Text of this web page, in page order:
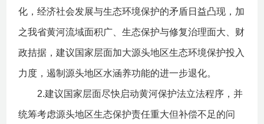
化，经济社会发展与生态环境保护的矛盾日益凸现，加
之我省黄河流域面积广、生态保护与修复治理面大、财
政拮据，建议国家层面加大源头地区生态环境保护投入
力度，遏制源头地区水涵养功能的进一步退化。
2.建议国家层面尽快启动黄河保护法立法程序，并
统筹考虑源头地区生态保护责任重大但补偿不足的问